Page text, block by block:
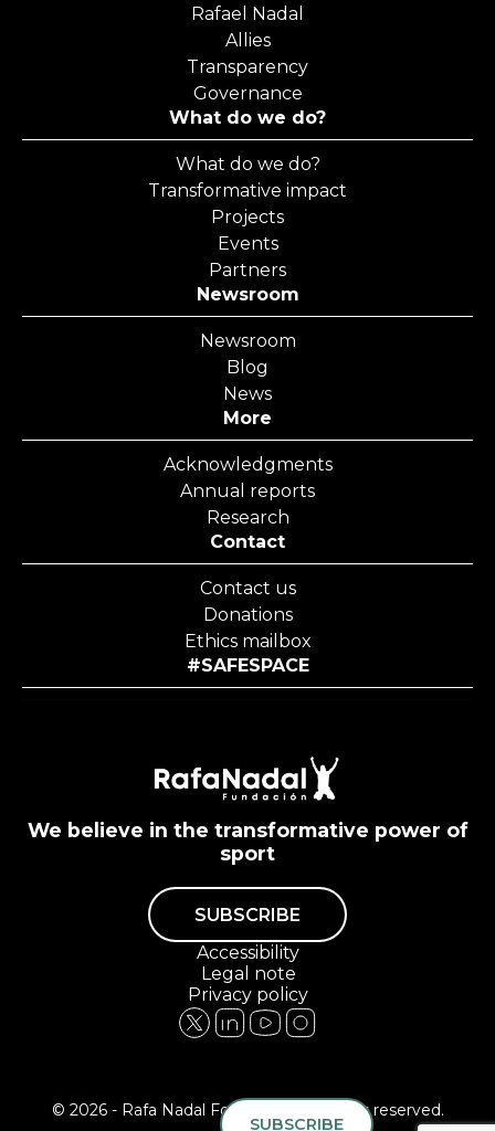
Rafael Nadal
Allies
Transparency
Governance
What do we do?
What do we do?
Transformative impact
Projects
Events
Partners
Newsroom
Newsroom
Blog
News
More
Acknowledgments
Annual reports
Research
Contact
Contact us
Donations
Ethics mailbox
#SAFESPACE
We believe in the transformative power of
sport
SUBSCRIBE
Accessibility
Legal note
Privacy policy
© 2026 - Rafa Nadal Foundation All rights reserved.
SUBSCRIBE